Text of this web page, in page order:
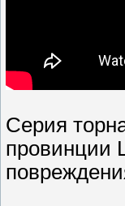
Серия
провинции